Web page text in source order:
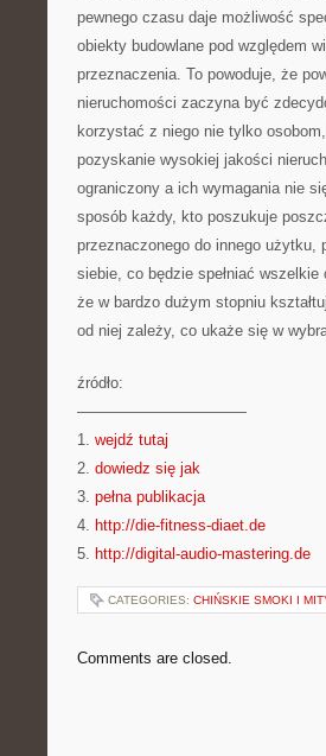
pewnego czasu daje możliwość
obiekty budowlane pod względem
przeznaczenia. To powoduje, że
nieruchomości zaczyna być
korzystać z niego nie tylko
pozyskanie wysokiej jakości
ograniczony a ich wymagania nie
sposób każdy, kto poszukuje
przeznaczonego do innego użytku,
siebie, co będzie spełniać
że w bardzo dużym stopniu
od niej zależy, co ukaże się w
źródło:
———————————
1. wejdź tutaj
2. dowiedz się jak
3. pełna publikacja
4. http://die-fitness-diaet.de
5. http://digital-audio-mastering.de
CATEGORIES: CHIŃSKIE SMOKI I
Comments are closed.